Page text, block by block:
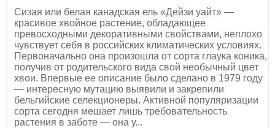
Сизая или белая канадская ель «Дейзи уайт» —
красивое хвойное растение, обладающее
превосходными декоративными свойствами, неплохо
чувствует себя в российских климатических условиях.
Первоначально она произошла от сорта глаука коника,
получив от родительского вида свой необычный цвет
хвои. Впервые ее описание было сделано в 1979 году
— интересную мутацию выявили и закрепили
бельгийские селекционеры. Активной популяризации
сорта сегодня мешает лишь требовательность
растения в заботе — она у...